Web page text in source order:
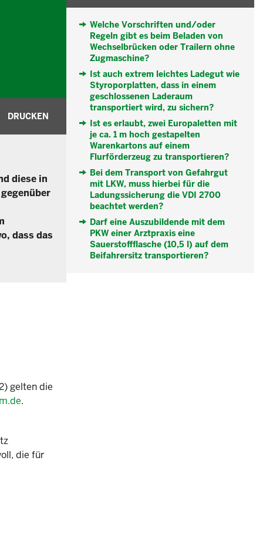
DRUCKEN
diese in
dass das
gelten die
.
die für
Welche Vorschriften und/oder
Regeln gibt es beim Beladen von
Wechselbrücken oder Trailern ohne
Zugmaschine?
Ist auch extrem leichtes Ladegut wie
Styroporplatten, dass in einem
geschlossenen Laderaum
transportiert wird, zu sichern?
Ist es erlaubt, zwei Europaletten mit
je ca. 1 m hoch gestapelten
Warenkartons auf einem
Flurförderzeug zu transportieren?
Bei dem Transport von Gefahrgut
mit LKW, muss hierbei für die
Ladungssicherung die VDI 2700
beachtet werden?
Darf eine Auszubildende mit dem
PKW einer Arztpraxis eine
Sauerstoffflasche (10,5 l) auf dem
Beifahrersitz transportieren?